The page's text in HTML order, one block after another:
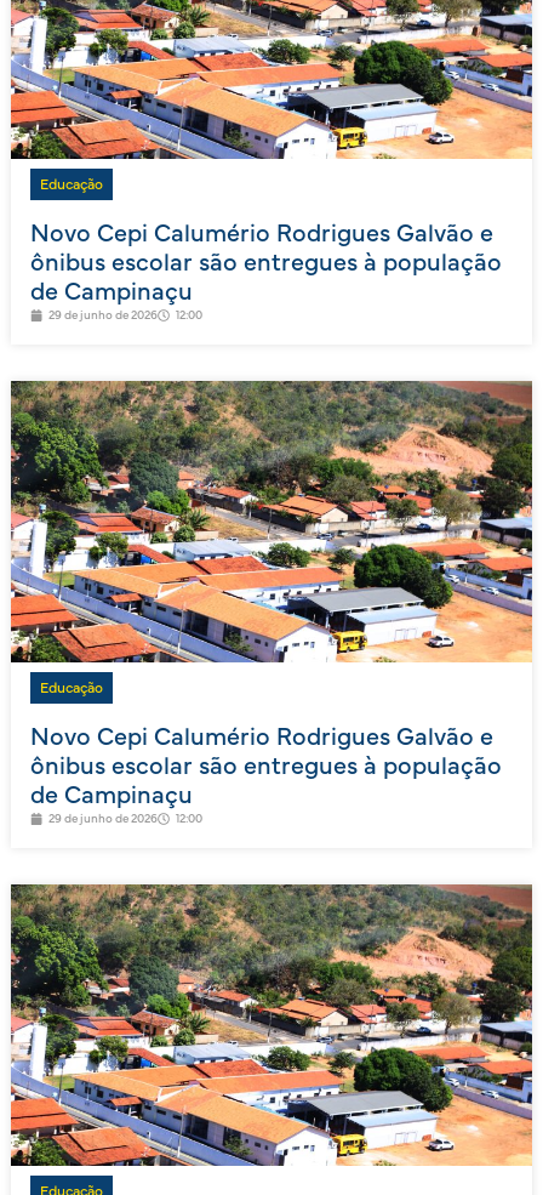
Educação
Novo Cepi Calumério Rodrigues Galvão e
ônibus escolar são entregues à população
de Campinaçu
29 de junho de 2026 12:00
Educação
Novo Cepi Calumério Rodrigues Galvão e
ônibus escolar são entregues à população
de Campinaçu
29 de junho de 2026 12:00
Educação